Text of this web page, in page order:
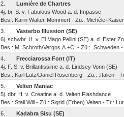
2.
Lumière de Chartres
4j. br. S. v. Fabulous Wood a. d. Impasse
Bes.: Karin Walter-Mommert - Zü.:
3.
Västerbo Illussion (SE)
6j. schwbr. H. v. El Mago Pellini (SE) a. d. Ester
Bes.: M. Schroth/Vergos.A.+C. - Zü.: .Schweden
4.
Frecciarossa Font (IT)
4j. F. S. v. Brillantissime a. d. Lindsey Vonn (SE)
Bes.: Karl Lutz/Daniel Rosenberg - Zü.: .Italien -
5.
Velten Maniac
5j. dbr. H. v. Creatine a. d. Velten Flashdance
Bes.: Stall Will - Zü.: Sigrid (Erben) Velten - Tr.:
6.
Kadabra Sisu (SE)